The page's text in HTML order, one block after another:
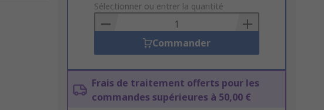
to
Basket
Sélectionner ou entrer la quantité
Commander
Frais de traitement offerts pour les
commandes supérieures à 50,00 €